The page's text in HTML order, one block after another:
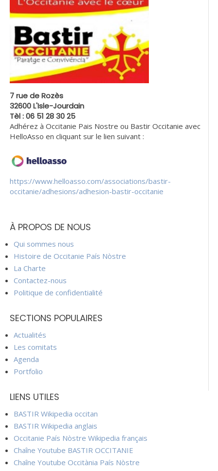
7 rue de Rozès
32600 L'Isle-Jourdain
Tèl : 06 51 28 30 25
Adhérez à Occitanie Pais Nostre ou Bastir Occitanie avec
HelloAsso en cliquant sur le lien suivant :
https://www.helloasso.com/associations/bastir-
occitanie/adhesions/adhesion-bastir-occitanie
À PROPOS DE NOUS
Qui sommes nous
Histoire de Occitanie País Nòstre
La Charte
Contactez-nous
Politique de confidentialité
SECTIONS POPULAIRES
Actualités
Les comitats
Agenda
Portfolio
LIENS UTILES
BASTIR Wikipedia occitan
BASTIR Wikipedia anglais
Occitanie País Nòstre Wikipedia français
Chaîne Youtube BASTIR OCCITANIE
Chaîne Youtube Occitània País Nòstre